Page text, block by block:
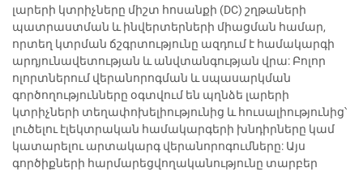
լարերի կտրիչները միշտ հոսանքի (DC) շղթաների
պատրաստման և ինվերտերների միացման համար,
որտեղ կտրման ճշգրտությունը ազդում է համակարգի
արդյունավետության և անվտանգության վրա: Բոլոր
ոլորտներում վերանորոգման և սպասարկման
գործողությունները օգտվում են պղնձե լարերի
կտրիչների տեղափոխելիությունից և հուսալիությունից՝
լուծելու էլեկտրական համակարգերի խնդիրները կամ
կատարելու արտակարգ վերանորոգումները: Այս
գործիքների հարմարեցվողականությունը տարբեր